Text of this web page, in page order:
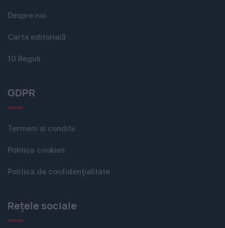
Despre noi
Carta editorială
10 Reguli
GDPR
Termeni si conditii
Politica cookies
Politica de confidențialitate
Rețele sociale